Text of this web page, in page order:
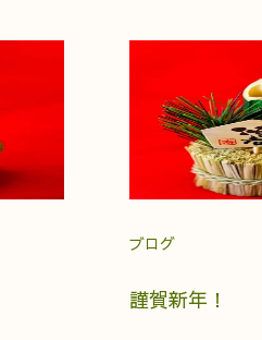
ブログ
謹賀新年！